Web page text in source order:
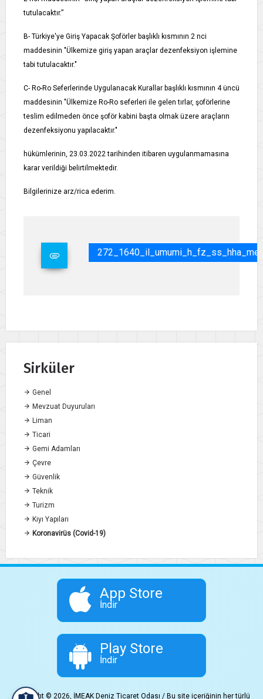
tutulacaktır.”
B- Türkiye'ye Giriş Yapacak Şoförler başlıklı kısmının 2 nci
maddesinin "Ülkemize giriş yapan araçlar dezenfeksiyon işlemine
tabi tutulacaktır."
C- Ro-Ro Seferlerinde Uygulanacak Kurallar başlıklı kısmının 4 üncü
maddesinin "Ülkemize Ro-Ro seferleri ile gelen tırlar, şoförlerine
teslim edilmeden önce şoför kabini başta olmak üzere araçların
dezenfeksiyonu yapılacaktır."
hükümlerinin, 23.03.2022 tarihinden itibaren uygulanmamasına
karar verildiği belirtilmektedir.
Bilgilerinize arz/rica ederim.
Sirküler
Genel
Mevzuat Duyuruları
Liman
Ticari
Gemi Adamları
Çevre
Güvenlik
Teknik
Turizm
Kıyı Yapıları
Koronavirüs (Covid-19)
App Store
İndir
Play Store
İndir
Copyright © 2026, İMEAK Deniz Ticaret Odası / Bu site içeriğinin her türlü